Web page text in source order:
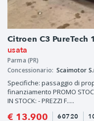
Citroen C3 PureTech
usata
Parma (PR)
Concessionario: Scaimotor
Specifiche: passaggio di
finanziamento PROMO
IN STOCK: - PREZZI F.....
€ 13.900
60720